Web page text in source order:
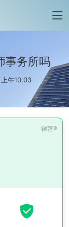
事务所吗
午10:03